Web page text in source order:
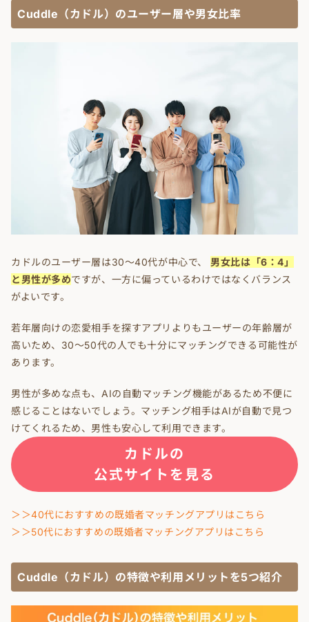
Cuddle（カドル）のユーザー層や男女比率
カドルのユーザー層は30～40代が中心で、 男女比は「6：4」
と男性が多めですが、一方に偏っているわけではなくバランス
がよいです。
若年層向けの恋愛相手を探すアプリよりもユーザーの年齢層が
高いため、30～50代の人でも十分にマッチングできる可能性が
あります。
男性が多めな点も、AIの自動マッチング機能があるため不便に
感じることはないでしょう。マッチング相手はAIが自動で見つ
けてくれるため、男性も安心して利用できます。
カドルの
公式サイトを見る
＞＞40代におすすめの既婚者マッチングアプリはこちら
＞＞50代におすすめの既婚者マッチングアプリはこちら
Cuddle（カドル）の特徴や利用メリットを5つ紹介